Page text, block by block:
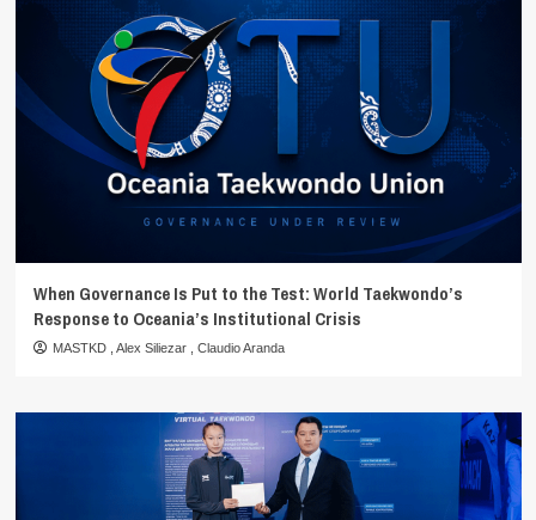
When Governance Is Put to the Test: World Taekwondo’s
Response to Oceania’s Institutional Crisis
MASTKD Alex Siliezar Claudio Aranda